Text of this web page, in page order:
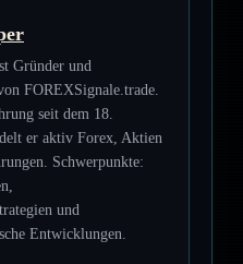
Gründer und
FOREXSignale.trade.
seit dem 18.
er aktiv Forex, Aktien
Schwerpunkte:
und
Entwicklungen.